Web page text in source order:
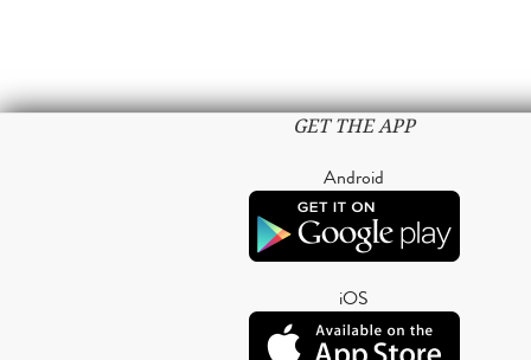
GET THE APP
Android
iOS